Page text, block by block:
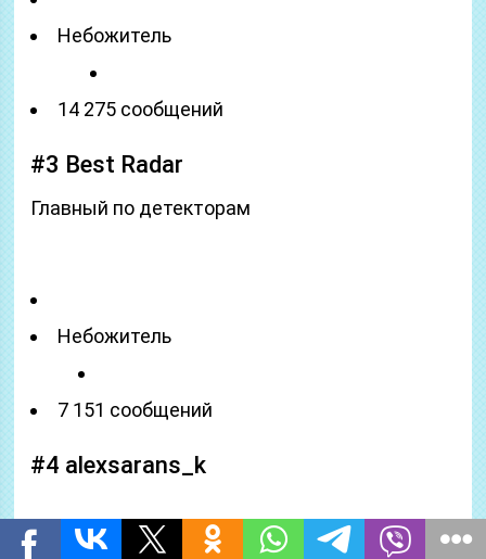
Небожитель
14 275 сообщений
#3 Best Radar
Главный по детекторам
Небожитель
7 151 сообщений
#4 alexsarans_k